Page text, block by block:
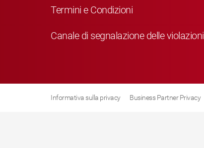
Termini e Condizioni
Canale di segnalazione delle violazioni
Informativa sulla privacy Business Partner Privacy